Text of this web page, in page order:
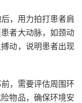
，用力拍打患者肩
者大动脉，如颈动
动，说明患者出现
，需要评估周围环
物品，确保环境安